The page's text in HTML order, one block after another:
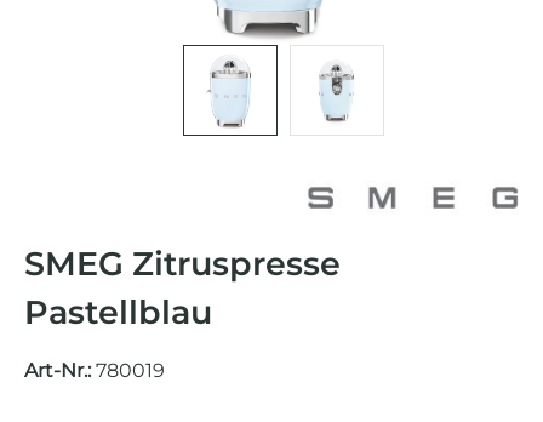
SMEG Zitruspresse
Pastellblau
Art-Nr.: 780019